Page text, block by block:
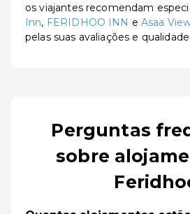
os viajantes recomendam
Inn, FERIDHOO INN eAsaa
pelas suas avaliações e
Perguntas
sobre